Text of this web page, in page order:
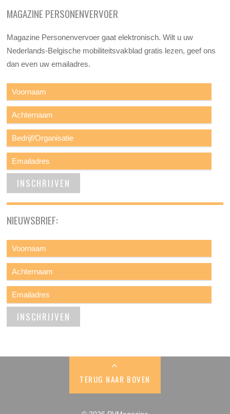
MAGAZINE PERSONENVERVOER
Magazine Personenvervoer gaat elektronisch. Wilt u uw
Nederlands-Belgische mobiliteitsvakblad gratis lezen, geef ons
dan even uw emailadres.
NIEUWSBRIEF:
TERUG NAAR BOVEN